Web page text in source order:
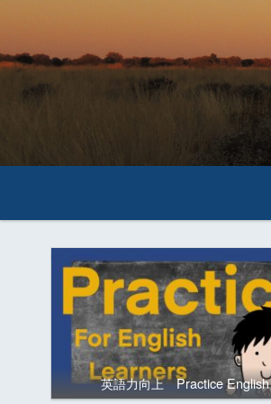
英語力向上 Practice English